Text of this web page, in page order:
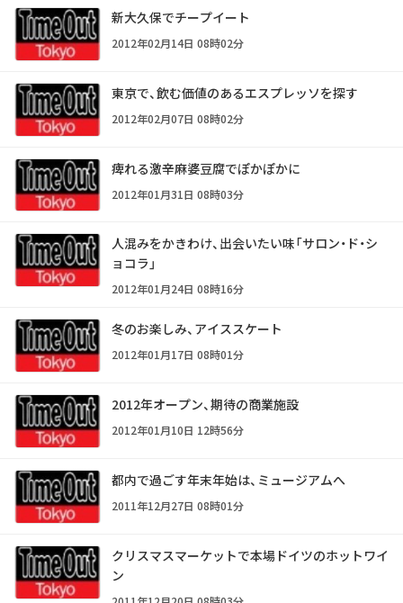
新大久保でチープイート
2012年02月14日 08時02分
東京で、飲む価値のあるエスプレッソを探す
2012年02月07日 08時02分
痺れる激辛麻婆豆腐でぽかぽかに
2012年01月31日 08時03分
人混みをかきわけ、出会いたい味「サロン・ド・シ
ョコラ」
2012年01月24日 08時16分
冬のお楽しみ、アイススケート
2012年01月17日 08時01分
2012年オープン、期待の商業施設
2012年01月10日 12時56分
都内で過ごす年末年始は、ミュージアムへ
2011年12月27日 08時01分
クリスマスマーケットで本場ドイツのホットワイ
ン